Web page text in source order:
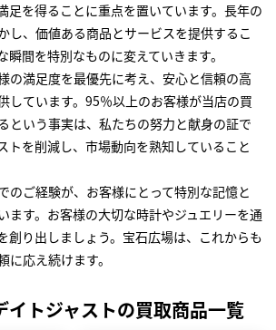
足を得ることに重点を置いています。長年の
し、価値ある商品とサービスを提供するこ
瞬間を特別なものに変えていきます。
の満足度を最優先に考え、安心と信頼の高
しています。95％以上のお客様が当店の買
という事実は、私たちの努力と献身の証で
トを削減し、市場動向を熟知していること
のご経験が、お客様にとって特別な記憶と
ます。お客様の大切な時計やジュエリーを通
創り出しましょう。宝石広場は、これからも
応え続けます。
イトジャストの買取商品一覧